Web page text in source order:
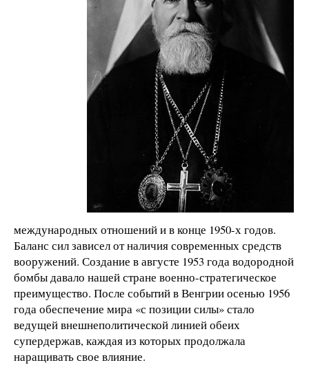
международных отношений и в конце 1950-х годов.
Баланс сил зависел от наличия современных средств
вооружений. Создание в августе 1953 года водородной
бомбы давало нашей стране военно-стратегическое
преимущество. После событий в Венгрии осенью 1956
года обеспечение мира «с позиции силы» стало
ведущей внешнеполитической линией обеих
супердержав, каждая из которых продолжала
наращивать свое влияние.